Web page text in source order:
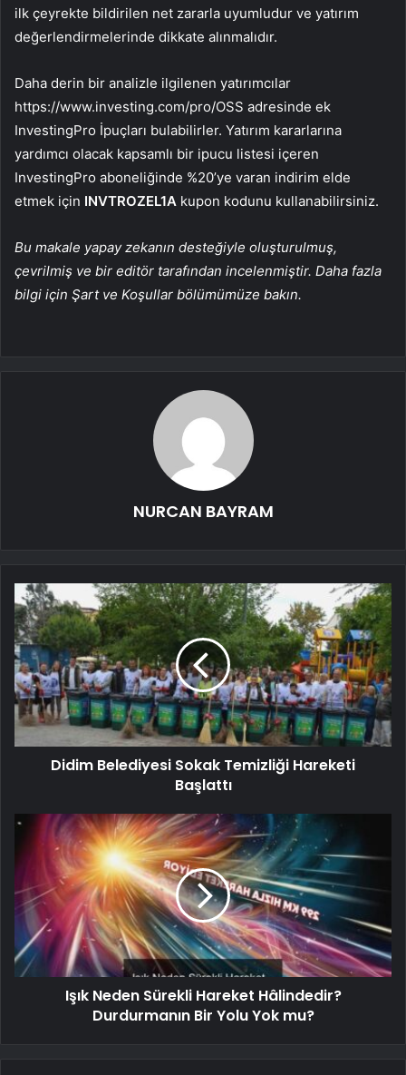
ilk çeyrekte bildirilen net zararla uyumludur ve yatırım
değerlendirmelerinde dikkate alınmalıdır.
Daha derin bir analizle ilgilenen yatırımcılar
https://www.investing.com/pro/OSS adresinde ek
InvestingPro İpuçları bulabilirler. Yatırım kararlarına
yardımcı olacak kapsamlı bir ipucu listesi içeren
InvestingPro aboneliğinde %20’ye varan indirim elde
etmek için INVTROZEL1A kupon kodunu kullanabilirsiniz.
Bu makale yapay zekanın desteğiyle oluşturulmuş,
çevrilmiş ve bir editör tarafından incelenmiştir. Daha fazla
bilgi için Şart ve Koşullar bölümümüze bakın.
NURCAN BAYRAM
Didim Belediyesi Sokak Temizliği Hareketi
Başlattı
Işık Neden Sürekli Hareket Hâlindedir?
Durdurmanın Bir Yolu Yok mu?